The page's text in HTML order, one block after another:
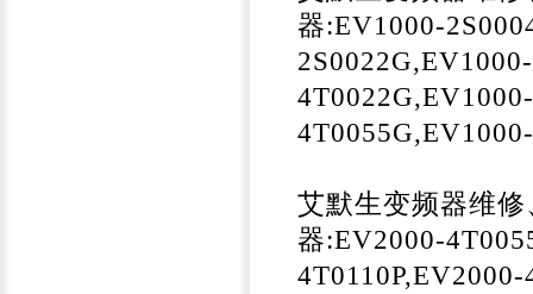
器:EV1000-
艾默生变频器维
器:EV2000-